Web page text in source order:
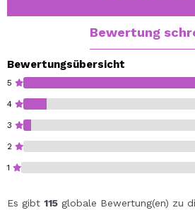
Bewertung
Bewertungsübersicht
5
4
3
2
1
Es gibt 115 globale Bewertung(en) zu